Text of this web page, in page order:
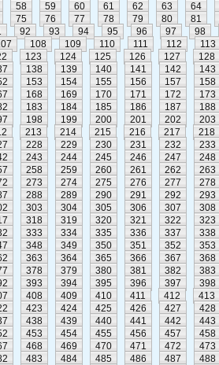
58 59 60 61 62 63 64
75 76 77 78 79 80 81
92 93 94 95 96 97 98
108 109 110 111 112 113
123 124 125 126 127 128
138 139 140 141 142 143
153 154 155 156 157 158
168 169 170 171 172 173
183 184 185 186 187 188
198 199 200 201 202 203
213 214 215 216 217 218
228 229 230 231 232 233
243 244 245 246 247 248
258 259 260 261 262 263
273 274 275 276 277 278
288 289 290 291 292 293
303 304 305 306 307 308
318 319 320 321 322 323
333 334 335 336 337 338
348 349 350 351 352 353
363 364 365 366 367 368
378 379 380 381 382 383
393 394 395 396 397 398
408 409 410 411 412 413
423 424 425 426 427 428
438 439 440 441 442 443
453 454 455 456 457 458
468 469 470 471 472 473
483 484 485 486 487 488